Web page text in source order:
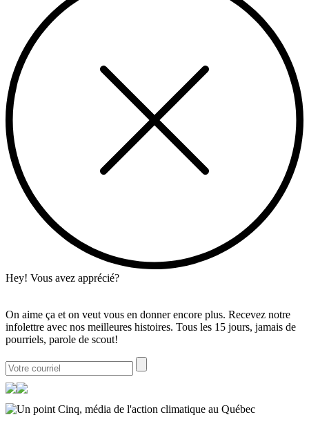
Hey! Vous avez apprécié?
On aime ça et on veut vous en donner encore plus. Recevez notre
infolettre avec nos meilleures histoires. Tous les 15 jours, jamais de
pourriels, parole de scout!